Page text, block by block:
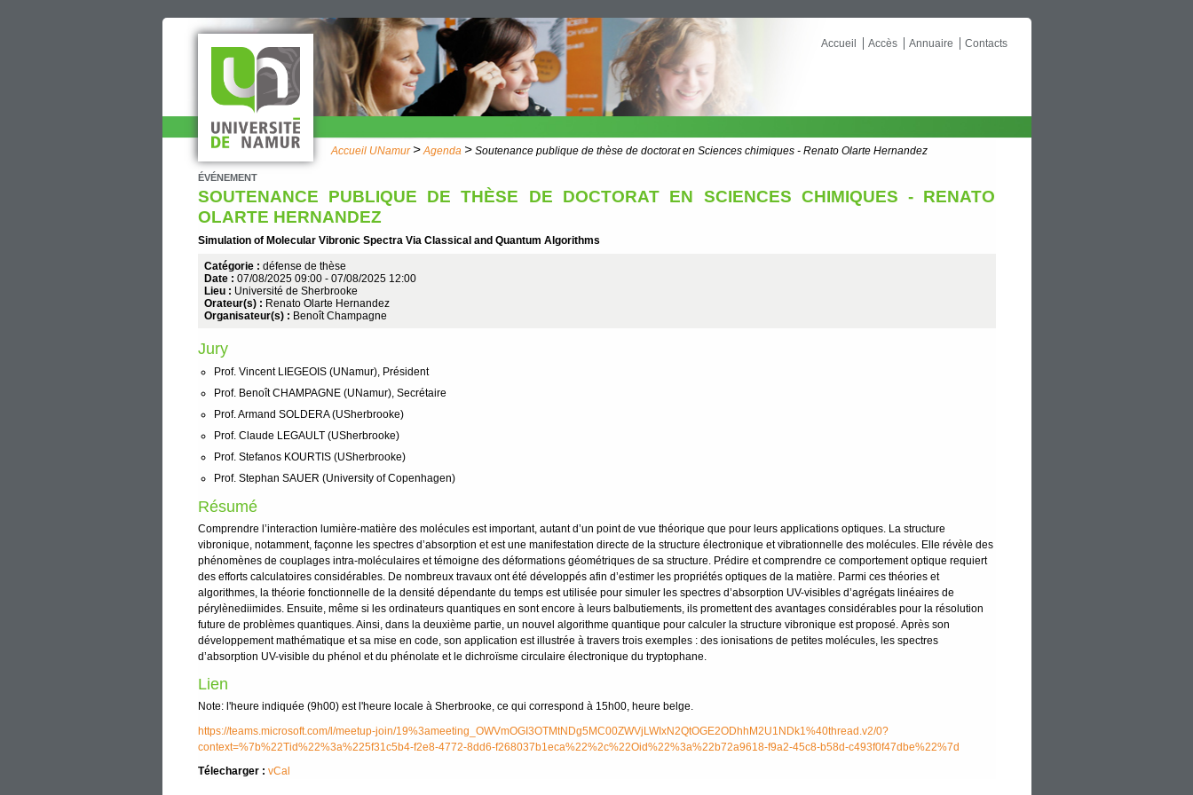
Accueil Accès Annuaire Contacts
Accueil UNamur > Agenda > Soutenance publique de thèse de doctorat en Sciences chimiques - Renato Olarte Hernandez
ÉVÉNEMENT
SOUTENANCE PUBLIQUE DE THÈSE DE DOCTORAT EN SCIENCES CHIMIQUES - RENATO
OLARTE HERNANDEZ
Simulation of Molecular Vibronic Spectra Via Classical and Quantum Algorithms
Catégorie : défense de thèse
Date : 07/08/2025 09:00- 07/08/2025 12:00
Lieu : Université de Sherbrooke
Orateur(s) : Renato Olarte Hernandez
Organisateur(s) : Benoît Champagne
Jury
Prof. Vincent LIEGEOIS (UNamur), Président
Prof. Benoît CHAMPAGNE (UNamur), Secrétaire
Prof. Armand SOLDERA (USherbrooke)
Prof. Claude LEGAULT (USherbrooke)
Prof. Stefanos KOURTIS (USherbrooke)
Prof. Stephan SAUER (University of Copenhagen)
Résumé
Comprendre l’interaction lumière-matière des molécules est important, autant d’un point de vue théorique que pour leurs applications optiques. La structure
vibronique, notamment, façonne les spectres d’absorption et est une manifestation directe de la structure électronique et vibrationnelle des molécules. Elle révèle des
phénomènes de couplages intra-moléculaires et témoigne des déformations géométriques de sa structure. Prédire et comprendre ce comportement optique requiert
des efforts calculatoires considérables. De nombreux travaux ont été développés afin d’estimer les propriétés optiques de la matière. Parmi ces théories et
algorithmes, la théorie fonctionnelle de la densité dépendante du temps est utilisée pour simuler les spectres d’absorption UV-visibles d’agrégats linéaires de
pérylènediimides. Ensuite, même si les ordinateurs quantiques en sont encore à leurs balbutiements, ils promettent des avantages considérables pour la résolution
future de problèmes quantiques. Ainsi, dans la deuxième partie, un nouvel algorithme quantique pour calculer la structure vibronique est proposé. Après son
développement mathématique et sa mise en code, son application est illustrée à travers trois exemples : des ionisations de petites molécules, les spectres
d’absorption UV-visible du phénol et du phénolate et le dichroïsme circulaire électronique du tryptophane.
Lien
Note: l'heure indiquée (9h00) est l'heure locale à Sherbrooke, ce qui correspond à 15h00, heure belge.
https://teams.microsoft.com/l/meetup-join/19%3ameeting_OWVmOGI3OTMtNDg5MC00ZWVjLWIxN2QtOGE2ODhhM2U1NDk1%40thread.v2/0?
context=%7b%22Tid%22%3a%225f31c5b4-f2e8-4772-8dd6-f268037b1eca%22%2c%22Oid%22%3a%22b72a9618-f9a2-45c8-b58d-c493f0f47dbe%22%7d
Télecharger : vCal